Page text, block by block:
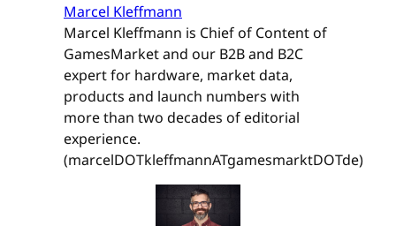
Marcel Kleffmann
Marcel Kleffmann is Chief of Content of
GamesMarket and our B2B and B2C
expert for hardware, market data,
products and launch numbers with
more than two decades of editorial
experience.
(marcelDOTkleffmannATgamesmarktDOTde)